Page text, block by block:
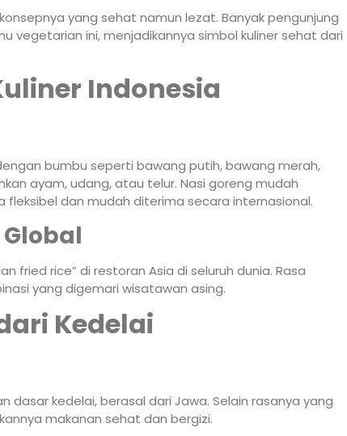
yang sehat namun lezat. Banyak pengunjung
vegetarian ini, menjadikannya simbol kuliner sehat dari
Indonesia
bumbu seperti bawang putih, bawang merah,
ayam, udang, atau telur. Nasi goreng mudah
dan mudah diterima secara internasional.
fried rice” di restoran Asia di seluruh dunia. Rasa
yang digemari wisatawan asing.
Kedelai
kedelai, berasal dari Jawa. Selain rasanya yang
makanan sehat dan bergizi.